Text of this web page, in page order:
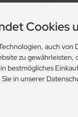
Geschäftsbedingungen
Cookies
auch von
zu gewährleisten,
bestmögliches
in unserer